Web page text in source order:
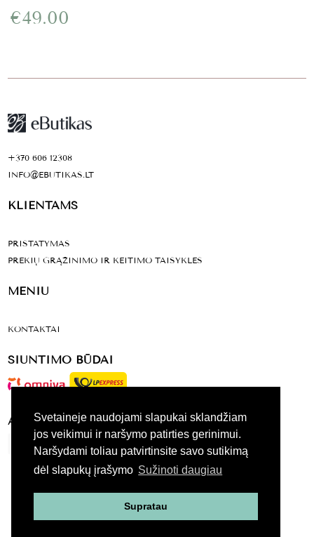
Svetaineje naudojami slapukai sklandžiam
jos veikimui ir naršymo patirties gerinimui.
Naršydami toliau patvirtinsite savo sutikimą
dėl slapukų įrašymo Sužinoti daugiau
Supratau
€49.00
+370 606 12308
INFO@EBUTIKAS.LT
KLIENTAMS
PRISTATYMAS
PREKIŲ GRĄŽINIMO IR KEITIMO TAISYKLĖS
MENIU
KONTAKTAI
SIUNTIMO BŪDAI
ATSISKAITYMO BŪDAI
VISOS TEISES SAUGOMOS 2020